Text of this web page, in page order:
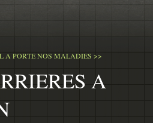
A PORTE NOS MALADIES >>
A